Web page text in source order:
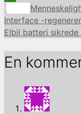
Share
Kategorier
Interface -
Elbil batteri
En